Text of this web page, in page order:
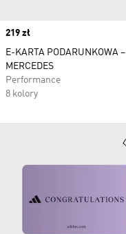
Price
219 zł
E-KARTA PODARUNKOWA –
MERCEDES
Performance
8 kolory